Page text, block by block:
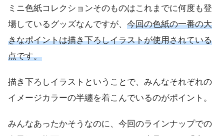
ミニ色紙コレクションそのものはこれまでに何度も登
場しているグッズなんですが、 今回の色紙の一番の大
きなポイントは描き下ろしイラストが使用されている
点です。
描き下ろしイラストということで、みんなそれぞれの
イメージカラーの半纏を着こんでいるのがポイント。
みんなあったかそうなのに、今回のラインナップでの